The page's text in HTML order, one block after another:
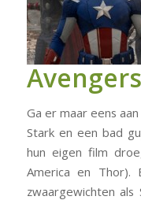
Avengers
Ga er maar eens
Stark en een bad
hun eigen film
America en Thor).
zwaargewichten als